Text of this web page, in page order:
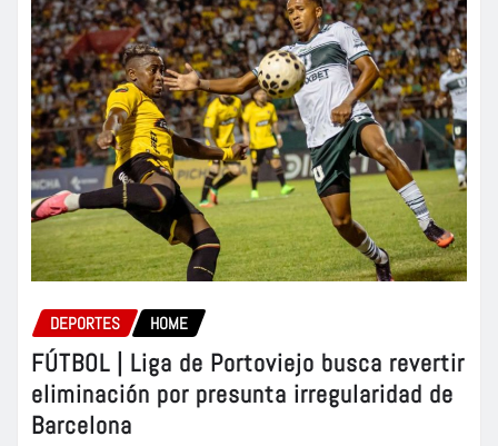
DEPORTES HOME
FÚTBOL | Liga de Portoviejo busca revertir
eliminación por presunta irregularidad de
Barcelona